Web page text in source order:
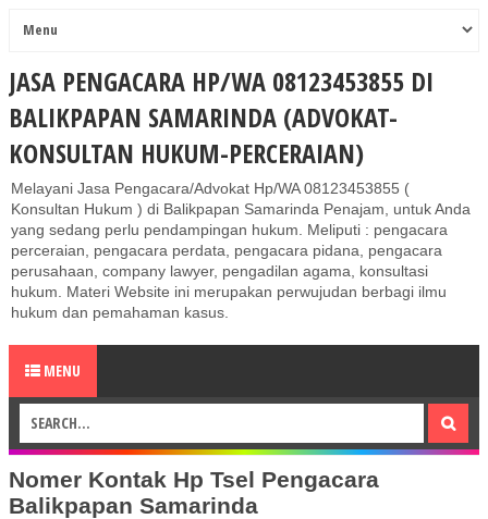
JASA PENGACARA HP/WA 08123453855 DI
BALIKPAPAN SAMARINDA (ADVOKAT-
KONSULTAN HUKUM-PERCERAIAN)
Melayani Jasa Pengacara/Advokat Hp/WA 08123453855 (
Konsultan Hukum ) di Balikpapan Samarinda Penajam, untuk Anda
yang sedang perlu pendampingan hukum. Meliputi : pengacara
perceraian, pengacara perdata, pengacara pidana, pengacara
perusahaan, company lawyer, pengadilan agama, konsultasi
hukum. Materi Website ini merupakan perwujudan berbagi ilmu
hukum dan pemahaman kasus.
MENU
Nomer Kontak Hp Tsel Pengacara
Balikpapan Samarinda